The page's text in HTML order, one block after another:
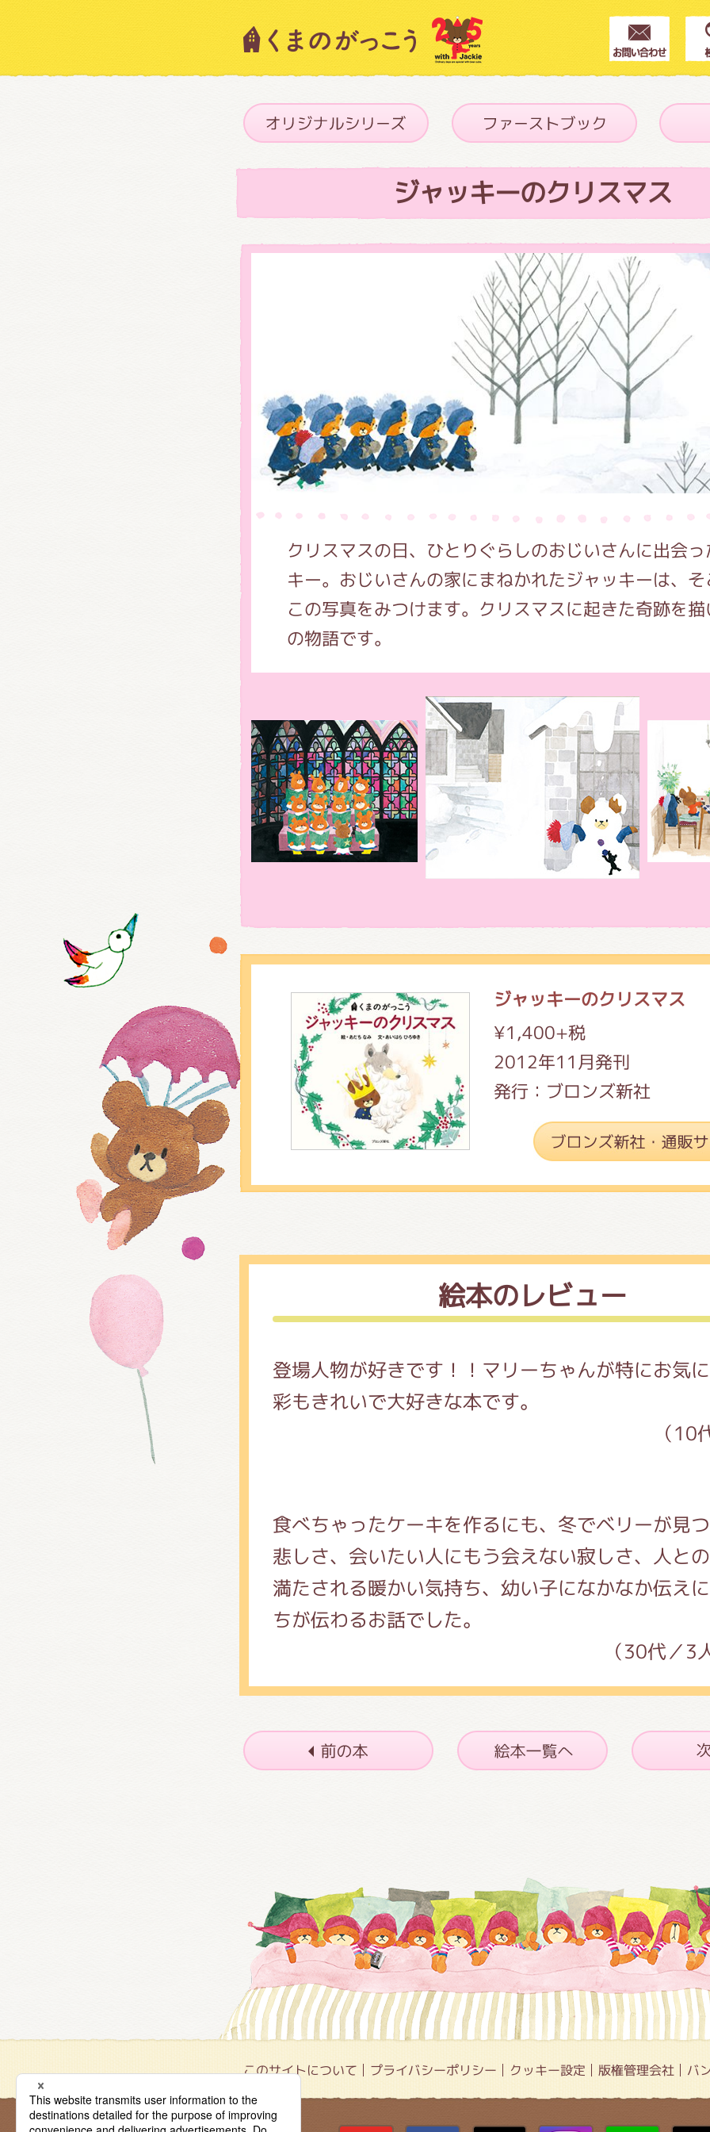
ジャッキーのクリスマス
クリスマスの日、ひとりぐらしのおじいさんに出会
キー。おじいさんの家にまねかれたジャッキーは、
この写真をみつけます。クリスマスに起きた奇跡を
の物語です。
ジャッキーのクリスマス
¥1,400+税
2012年11月発刊
発行：ブロンズ新社
絵本のレビュー
登場人物が好きです！！マリーちゃんが特にお気
彩もきれいで大好きな本です。
（10
食べちゃったケーキを作るにも、冬でベリーが見
悲しさ、会いたい人にもう会えない寂しさ、人と
満たされる暖かい気持ち、幼い子になかなか伝え
ちが伝わるお話でした。
（30代／3
このサイトについて プライバシーポリシー クッキー設定 版権管理会社 バ
キャラクター紹介
ニュース
スタッフブログ
ショップインフォメーション
グッズインフォメーション
ミュージカル・コンサート
おたのしみコンテンツ(クイズ・AR・診断・占
チア ジャッキーズ！
くまのがっこう しょくいんしつ
くまのがっこう 家庭科部